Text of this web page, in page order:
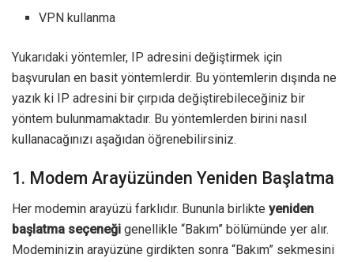
VPN kullanma
Yukarıdaki yöntemler, IP adresini değiştirmek için
başvurulan en basit yöntemlerdir. Bu yöntemlerin dışında ne
yazık ki IP adresini bir çırpıda değiştirebileceğiniz bir
yöntem bulunmamaktadır. Bu yöntemlerden birini nasıl
kullanacağınızı aşağıdan öğrenebilirsiniz.
1. Modem Arayüzünden Yeniden Başlatma
Her modemin arayüzü farklıdır. Bununla birlikte yeniden
başlatma seçeneği genellikle “Bakım” bölümünde yer alır.
Modeminizin arayüzüne girdikten sonra “Bakım” sekmesini